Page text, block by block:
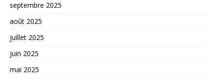
septembre 2025
août 2025
juillet 2025
juin 2025
mai 2025